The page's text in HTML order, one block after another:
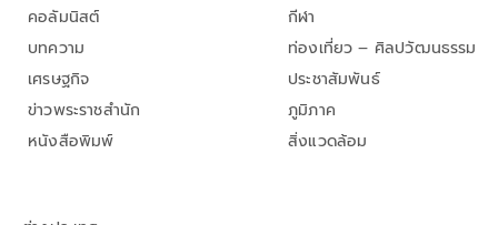
คอลัมนิสต์
บทความ
เศรษฐกิจ
ข่าวพระราชสำนัก
หนังสือพิมพ์
กีฬา
ท่องเที่ยว – ศิลปวัฒนธรรม
ประชาสัมพันธ์
ภูมิภาค
สิ่งแวดล้อม